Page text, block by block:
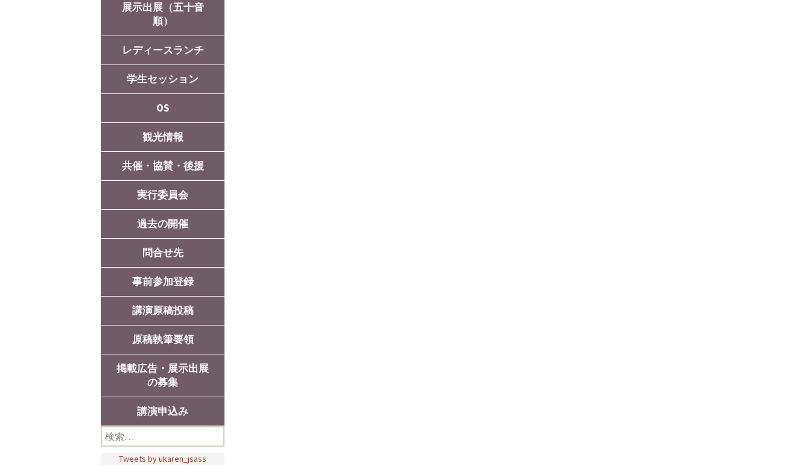
展示出展（五十音
順）
レディースランチ
学生セッション
OS
観光情報
共催・協賛・後援
実行委員会
過去の開催
問合せ先
事前参加登録
講演原稿投稿
原稿執筆要領
掲載広告・展示出展
の募集
講演申込み
検
索:
Tweets by ukaren_jsass